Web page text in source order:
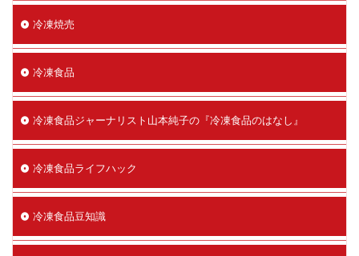
冷凍焼売
冷凍食品
冷凍食品ジャーナリスト山本純子の『冷凍食品のはなし』
冷凍食品ライフハック
冷凍食品豆知識